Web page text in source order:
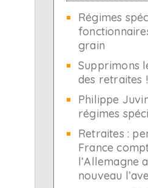
Régimes
grain
Supprimons
des retraites !
Philippe
régimes
Retraites :
France
l’Allemagne
nouveau